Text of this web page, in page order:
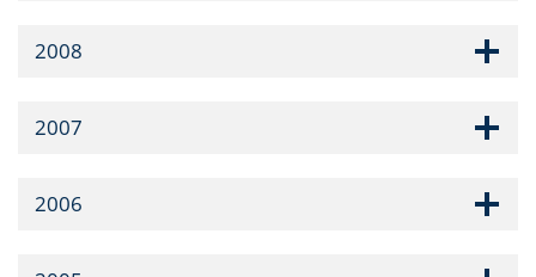
2008
2007
2006